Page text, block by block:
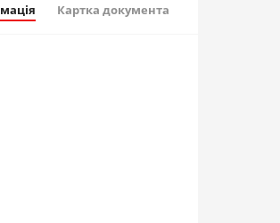
Картка документа